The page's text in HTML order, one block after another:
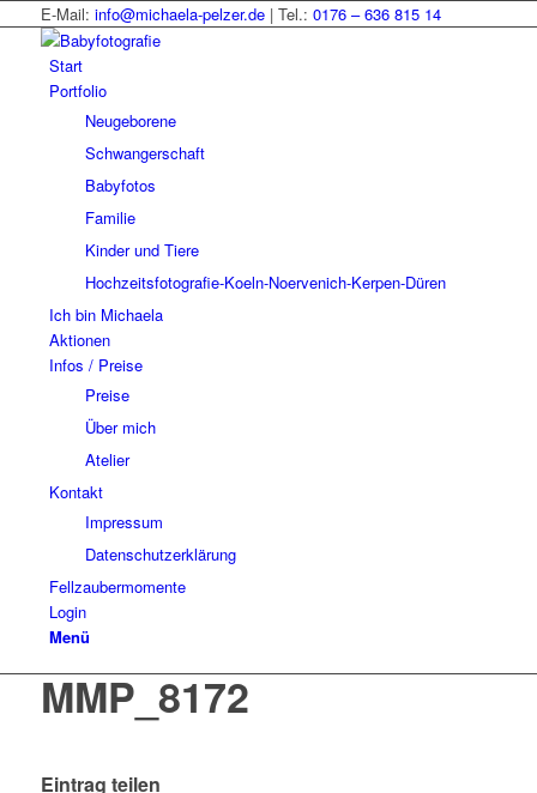
E-Mail: info@michaela-pelzer.de| Tel.: 0176 – 636 815 14
Start
Portfolio
Neugeborene
Schwangerschaft
Babyfotos
Familie
Kinder und Tiere
Hochzeitsfotografie-Koeln-Noervenich-Kerpen-Düren
Ich bin Michaela
Aktionen
Infos / Preise
Preise
Über mich
Atelier
Kontakt
Impressum
Datenschutzerklärung
Fellzaubermomente
Login
Menü
MMP_8172
Eintrag teilen